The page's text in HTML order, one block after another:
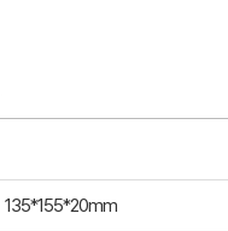
135*155*20mm